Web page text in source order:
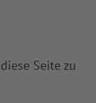
Seite zu